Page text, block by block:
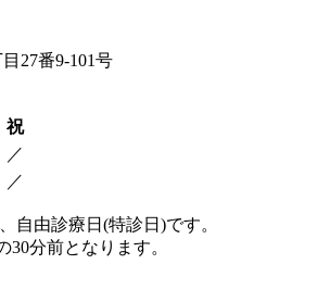
27番9-101号
祝
／
／
由診療日(特診日)です。
分前となります。